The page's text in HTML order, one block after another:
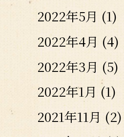
2022年5月 (1)
2022年4月 (4)
2022年3月 (5)
2022年1月 (1)
2021年11月 (2)